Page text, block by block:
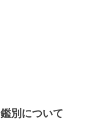
鑑別について